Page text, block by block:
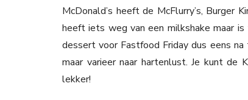
McDonald’s heeft de McFlurry’s, Burger
heeft iets weg van een milkshake maar
dessert voor Fastfood Friday dus eens
maar varieer naar hartenlust. Je kunt de
lekker!